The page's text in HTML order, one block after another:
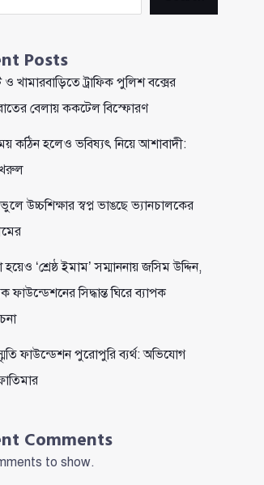
Posts
ও খামারবাড়িতে ট্রাফিক পুলিশ বক্সের
বেলায় ককটেল বিস্ফোরণ
কঠিন হলেও ভবিষ্যৎ নিয়ে আশাবাদী:
উচ্চশিক্ষার স্বপ্ন ভাঙছে ভ্যানচালকের
‘শ্রেষ্ঠ ইমাম’ সম্মাননায় জসিম উদ্দিন,
ফাউন্ডেশনের সিদ্ধান্ত ঘিরে ব্যাপক
ফাউন্ডেশন পুরোপুরি ব্যর্থ: অভিযোগ
Comments
to show.